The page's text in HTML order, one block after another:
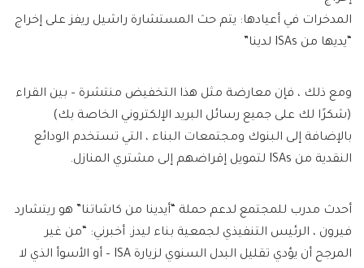
المدخرات في أعيادها: يتم حث المستشارة راشيل ريفز على إخراج
“يديها من ISAs لدينا”
ومع ذلك ، فإن معارضة مثل هذا التخفيض منتشرة – بين القراء
(شكرًا لك على جميع رسائل البريد الإلكتروني الخاصة بك)
بالإضافة إلى البنوك ومجتمعات البناء ، التي تستخدم الودائع
النقدية من ISAs لتمويل إقراضهم إلى مشتري المنازل.
أحدث مدرب للمجتمع لدعم حملة “أيدينا من كاشاتنا” هو ريتشارد
فيرون ، الرئيس التنفيذي لجمعية بناء ليدز. أخبرني: “من غير
المرجح أن يؤدي تقليل البدل السنوي لزيارة ISA – أو الأسوأ الذي لا